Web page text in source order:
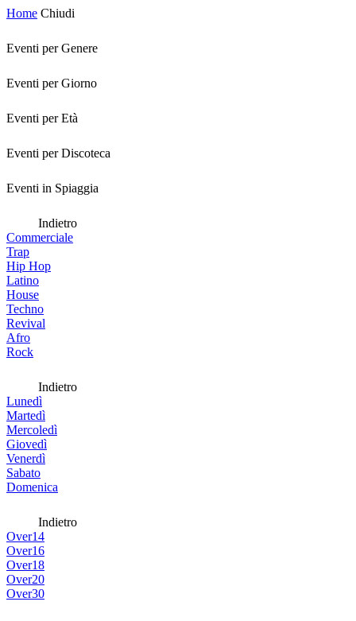
Home Chiudi
Eventi per Genere
Eventi per Giorno
Eventi per Età
Eventi per Discoteca
Eventi in Spiaggia
Indietro
Commerciale
Trap
Hip Hop
Latino
House
Techno
Revival
Afro
Rock
Indietro
Lunedì
Martedì
Mercoledì
Giovedì
Venerdì
Sabato
Domenica
Indietro
Over14
Over16
Over18
Over20
Over30